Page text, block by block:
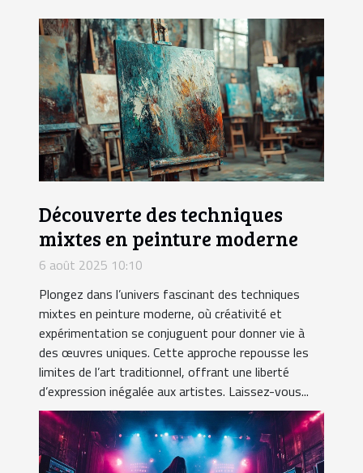
Découverte des techniques
mixtes en peinture moderne
6 août 2025 10:10
Plongez dans l’univers fascinant des techniques
mixtes en peinture moderne, où créativité et
expérimentation se conjuguent pour donner vie à
des œuvres uniques. Cette approche repousse les
limites de l’art traditionnel, offrant une liberté
d’expression inégalée aux artistes. Laissez-vous...